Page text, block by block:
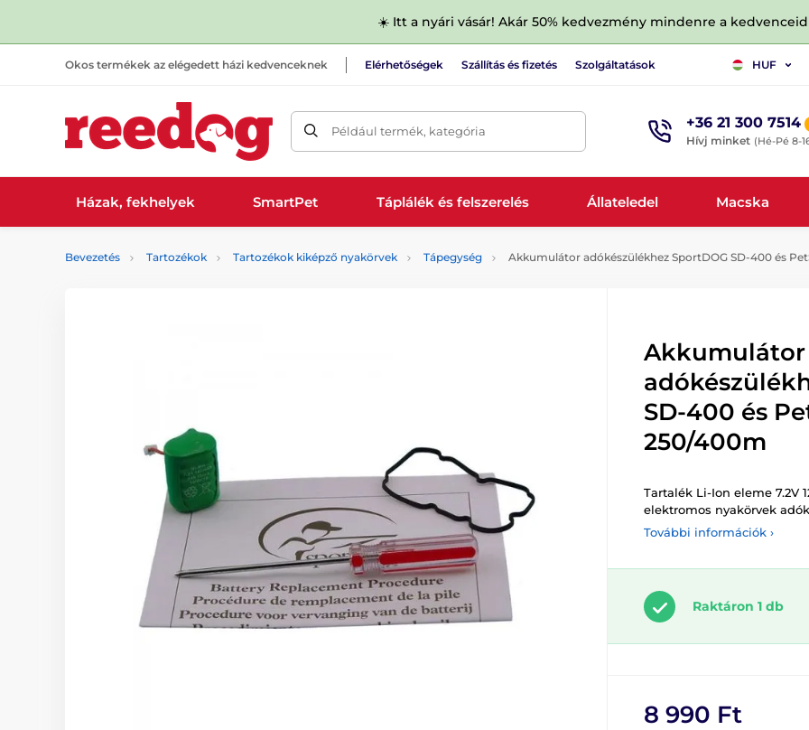
☀️ Itt a nyári vásár! Akár 50% kedvezmény mindenre a
Okos termékek az elégedett házi kedvenceknek Elérhetőségek Szállítás és fizetés Szolgáltatások HUF
Például termék, kategória +36 21 300 7514
Hívj minket (Hé-Pé 8-
Házak, fekhelyek SmartPet Táplálék és felszerelés Állateledel Macska
Bevezetés Tartozékok Tartozékok kiképző nyakörvek Tápegység Akkumulátor adókészülékhez SportDOG SD-400 és
Akkumulátor
SD-400 és
250/400m
Tartalék Li-Ion eleme 7.2V
elektromos nyakörvek
További információk ›
Raktáron 1 db
8 990 Ft